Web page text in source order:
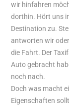
wir hinfahren
dorthin. Hört uns
Destination zu.
antworten wir
die Fahrt. Der
Auto gebracht
noch nach.
Doch was macht
Eigenschaften